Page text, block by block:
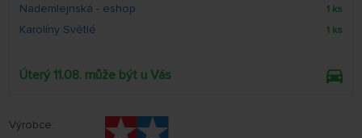
Nademlejnská - eshop
1 ks
Karolíny Světlé 1 ks
Úterý 11.08. může být u Vás
Výrobce: